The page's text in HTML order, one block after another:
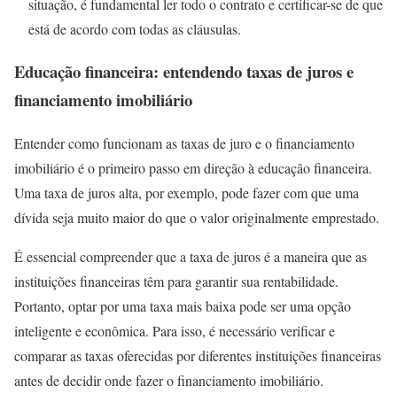
está de acordo com todas as cláusulas.
Educação financeira: entendendo taxas de juros e
financiamento imobiliário
Entender como funcionam as taxas de juro e o financiamento
imobiliário é o primeiro passo em direção à educação financeira.
Uma taxa de juros alta, por exemplo, pode fazer com que uma
dívida seja muito maior do que o valor originalmente emprestado.
É essencial compreender que a taxa de juros é a maneira que as
instituições financeiras têm para garantir sua rentabilidade.
Portanto, optar por uma taxa mais baixa pode ser uma opção
inteligente e econômica. Para isso, é necessário verificar e
comparar as taxas oferecidas por diferentes instituições financeiras
antes de decidir onde fazer o financiamento imobiliário.